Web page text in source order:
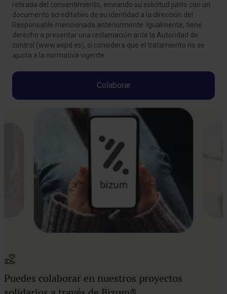
retirada del consentimiento, enviando su solicitud junto con un
documento acreditativo de su identidad a la dirección del
Responsable mencionada anteriormente. Igualmente, tiene
derecho a presentar una reclamación ante la Autoridad de
control (www.aepd.es), si considera que el tratamiento no se
ajusta a la normativa vigente.
Puedes colaborar en nuestros proyectos